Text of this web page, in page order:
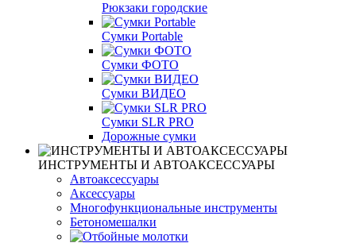
Рюкзаки городские
Сумки Portable
Сумки ФОТО
Сумки ВИДЕО
Сумки SLR PRO
Дорожные сумки
ИНСТРУМЕНТЫ И АВТОАКСЕССУАРЫ
Автоаксессуары
Аксессуары
Многофункциональные инструменты
Бетономешалки